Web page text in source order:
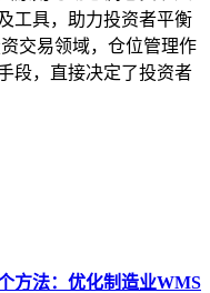
工具，助力投资者平衡
交易领域，仓位管理作
段，直接决定了投资者
方法：优化制造业WMS